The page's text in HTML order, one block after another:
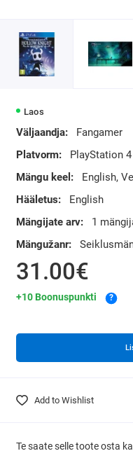
Laos
Väljaandja:
Fangamer
Platvorm:
PlayStation 4
Mängu keel:
English,
Hääletus:
English
Mängijate arv:
1
Mängužanr:
31.00€
+10 Boonuspunkti ?
Add to Wishlist
Te saate selle toote osta